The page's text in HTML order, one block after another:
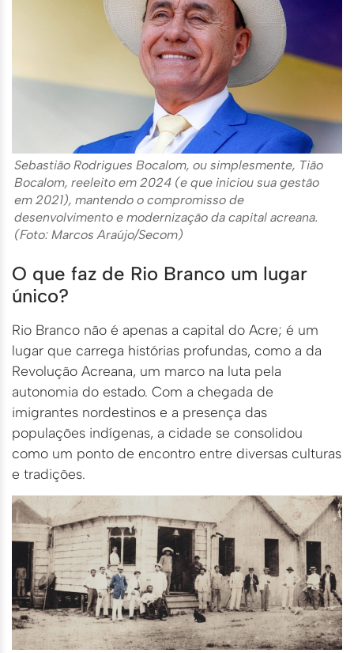
Sebastião Rodrigues Bocalom, ou simplesmente, Tião
Bocalom, reeleito em 2024 (e que iniciou sua gestão
em 2021), mantendo o compromisso de
desenvolvimento e modernização da capital acreana.
(Foto: Marcos Araújo/Secom)
O que faz de Rio Branco um lugar
único?
Rio Branco não é apenas a capital do Acre; é um
lugar que carrega histórias profundas, como a da
Revolução Acreana, um marco na luta pela
autonomia do estado. Com a chegada de
imigrantes nordestinos e a presença das
populações indígenas, a cidade se consolidou
como um ponto de encontro entre diversas culturas
e tradições.